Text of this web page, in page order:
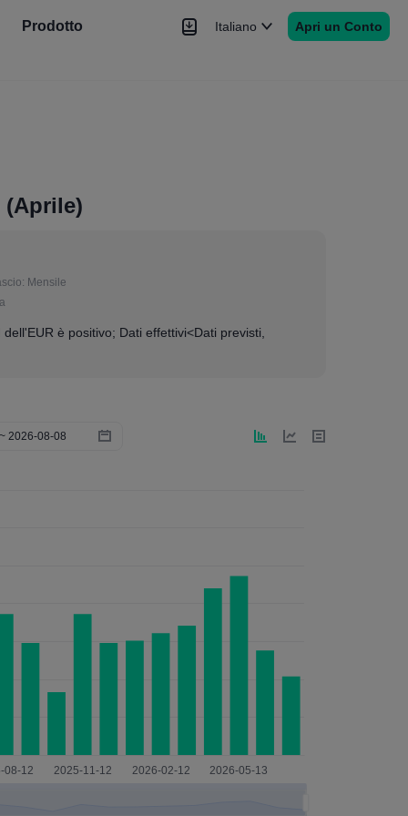
Prodotto Italiano Apri un Conto
(Aprile)
Mensile
è positivo; Dati effettivi<Dati previsti,